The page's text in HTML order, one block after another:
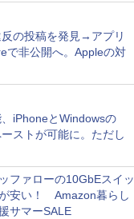
の投稿を発見→アプリ
で非公開へ。Appleの対
iPhoneとWindowsの
ストが可能に。ただし
ファローの10GbEスイッ
安い！ Amazon暮らし
サマーSALE